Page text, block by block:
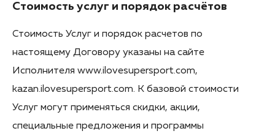
Стоимость услуг и порядок расчётов
Стоимость Услуг и порядок расчетов по
настоящему Договору указаны на сайте
Исполнителя www.ilovesupersport.com,
kazan.ilovesupersport.com. К базовой стоимости
Услуг могут применяться скидки, акции,
специальные предложения и программы